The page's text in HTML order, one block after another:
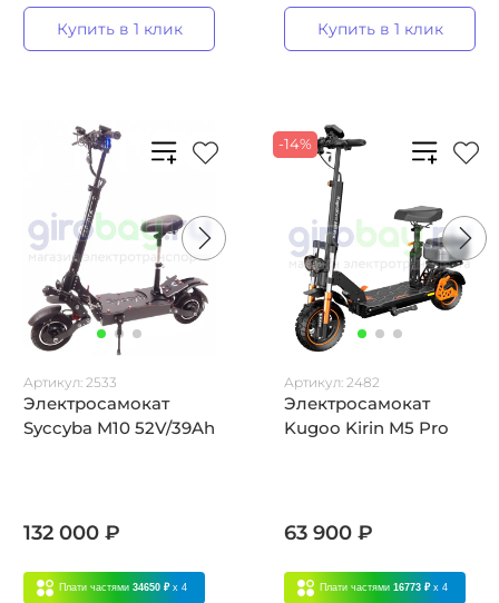
Купить в 1 клик Купить в 1 клик
Артикул: 2533
Электросамокат
Syccyba M10 52V/39Ah
132 000 ₽
Плати частями 34650 ₽ x 4
-14%
Артикул: 2482
Электросамокат
Kugoo Kirin M5 Pro
63 900 ₽
Плати частями 16773 ₽ x 4